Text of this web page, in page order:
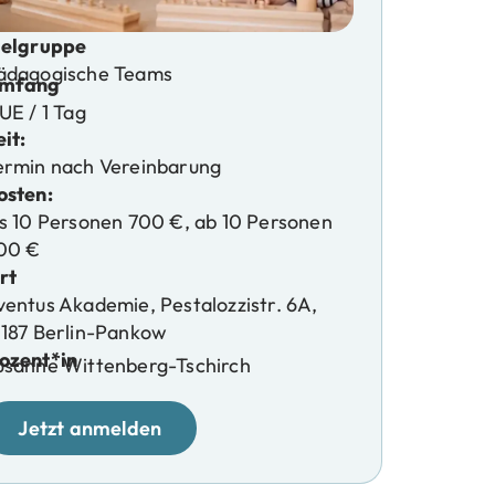
Teams
/ 1 Tag
nach Vereinbarung
10 Personen 700 €, ab 10 Personen
€
Akademie, Pestalozzistr. 6A,
Berlin-Pankow
Wittenberg-Tschirch
Jetzt anmelden